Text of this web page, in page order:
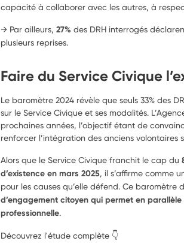
capacité à collaborer avec les autres, à
→ Par ailleurs, 27% des DRH interrogés
plusieurs reprises.
Faire du Service Civique
Le baromètre 2024 révèle que seuls 33% des
sur le Service Civique et ses modalités.
prochaines années, l’objectif étant de
renforcer l’intégration des anciens volontaires
Alors que le Service Civique franchit le cap du
d’existence en mars 2025, il s’affirme comme
pour les causes qu’elle défend. Ce
d’engagement citoyen qui permet en
professionnelle.
Découvrez l'étude complète 👇